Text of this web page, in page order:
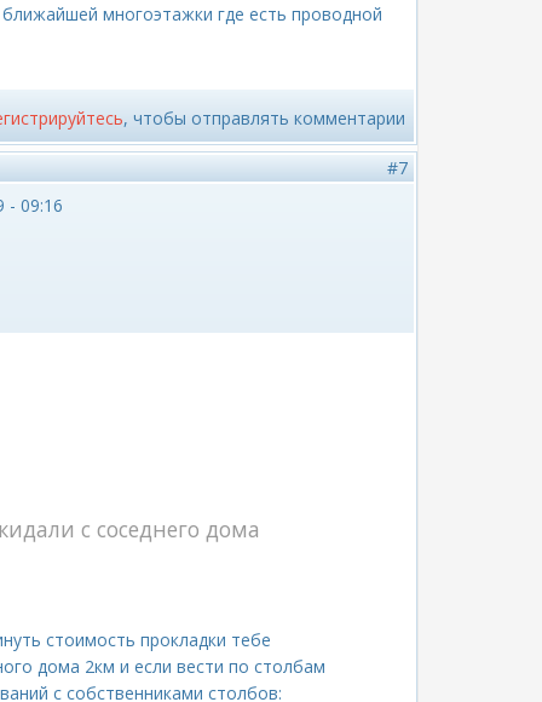
многоэтажки где есть проводной
, чтобы отправлять комментарии
#7
- 09:16
с соседнего дома
стоимость прокладки тебе
дома 2км и если вести по столбам
с собственниками столбов: